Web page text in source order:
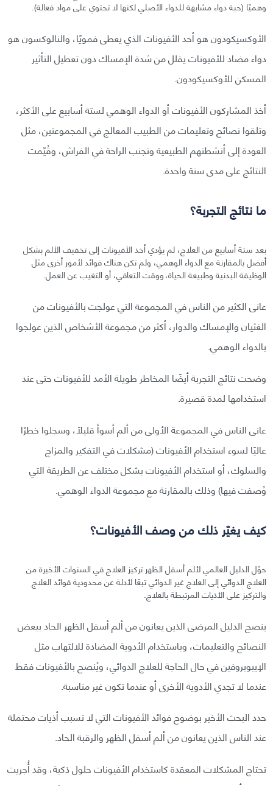
وهميًا (حبة دواء مشابهة للدواء الأصلي لكنها لا تحتوي على مواد فعالة).
الأوكسيكودون هو أحد الأفيونات الذي يعطى فمويًا، والنالوكسون هو
دواء مضاد للأفيونات يقلل من شدة الإمساك دون تعطيل التأثير
المسكن للأوكسيكودون.
أخذ المشاركون الأفيونات أو الدواء الوهمي لستة أسابيع على الأكثر،
وتلقوا نصائح وتعليمات من الطبيب المعالج في المجموعتين، مثل
العودة إلى أنشطتهم الطبيعية وتجنب الراحة في الفراش، وقُيّمت
النتائج على مدى سنة واحدة.
ما نتائج التجربة؟
بعد ستة أسابيع من العلاج، لم يؤدي أخذ الأفيونات إلى تخفيف الألم بشكل
أفضل بالمقارنة مع الدواء الوهمي، ولم تكن هناك فوائد لأمور أخرى مثل
الوظيفة البدنية وطبيعة الحياة، ووقت التعافي، أو التغيب عن العمل.
عانى الكثير من الناس في المجموعة التي عولجت بالأفيونات من
الغثيان والإمساك والدوار، أكثر من مجموعة الأشخاص الذين عولجوا
بالدواء الوهمي.
وضحت نتائج التجربة أيضًا المخاطر طويلة الأمد للأفيونات حتى عند
استخدامها لمدة قصيرة.
عانى الناس في المجموعة الأولى من ألم أسوأ قليلًا، وسجلوا خطرًا
عاليًا لسوء استخدام الأفيونات (مشكلات في التفكير والمزاج
والسلوك، أو استخدام الأفيونات بشكل مختلف عن الطريقة التي
وُصفت فيها) وذلك بالمقارنة مع مجموعة الدواء الوهمي.
كيف يغيّر ذلك من وصف الأفيونات؟
حوّل الدليل العالمي لألم أسفل الظهر تركيز العلاج في السنوات الأخيرة من
العلاج الدوائي إلى العلاج غير الدوائي تبعًا لأدلة عن محدودية فوائد العلاج
والتركيز على الأذيات المرتبطة بالعلاج.
ينصح الدليل المرضى الذين يعانون من ألم أسفل الظهر الحاد ببعض
النصائح والتعليمات، وباستخدام الأدوية المضادة للالتهاب مثل
الإيبوبروفين في حال الحاجة للعلاج الدوائي، ويُنصح بالأفيونات فقط
عندما لا تجدي الأدوية الأخرى أو عندما تكون غير مناسبة.
حدد البحث الأخير بوضوح فوائد الأفيونات التي لا تسبب أذيات محتملة
عند الناس الذين يعانون من ألم أسفل الظهر والرقبة الحاد.
تحتاج المشكلات المعقدة كاستخدام الأفيونات حلول ذكية، وقد أُجريت